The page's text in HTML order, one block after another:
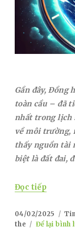
Gần đây, Đồng
toàn cầu – đã
nhất trong lịch
về môi trường,
thấy nguồn tài
biệt là đất đai,
Đọc tiếp“ĐẤT
Posted
on
04/02/2025
the
Để lại bình